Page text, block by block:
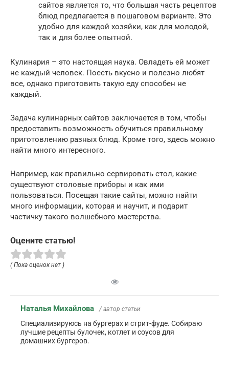
сайтов является то, что большая часть рецептов
блюд предлагается в пошаговом варианте. Это
удобно для каждой хозяйки, как для молодой,
так и для более опытной.
Кулинария – это настоящая наука. Овладеть ей может
не каждый человек. Поесть вкусно и полезно любят
все, однако приготовить такую еду способен не
каждый.
Задача кулинарных сайтов заключается в том, чтобы
предоставить возможность обучиться правильному
приготовлению разных блюд. Кроме того, здесь можно
найти много интересного.
Например, как правильно сервировать стол, какие
существуют столовые приборы и как ими
пользоваться. Посещая такие сайты, можно найти
много информации, которая и научит, и подарит
частичку такого волшебного мастерства.
Оцените статью!
( Пока оценок нет )
Наталья Михайлова / автор статьи
Специализируюсь на бургерах и стрит-фуде. Собираю
лучшие рецепты булочек, котлет и соусов для
домашних бургеров.